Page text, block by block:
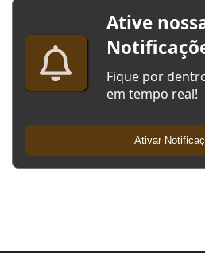
Ative
Fique por
em tempo real!
Ativar